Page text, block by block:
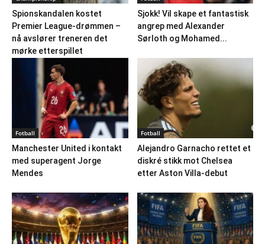
Spionskandalen kostet
Premier League-drømmen –
nå avslører treneren det
mørke etterspillet
Sjokk! Vil skape et fantastisk
angrep med Alexander
Sørloth og Mohamed...
Fotball
Manchester United i kontakt
med superagent Jorge
Mendes
Fotball
Alejandro Garnacho rettet et
diskré stikk mot Chelsea
etter Aston Villa-debut